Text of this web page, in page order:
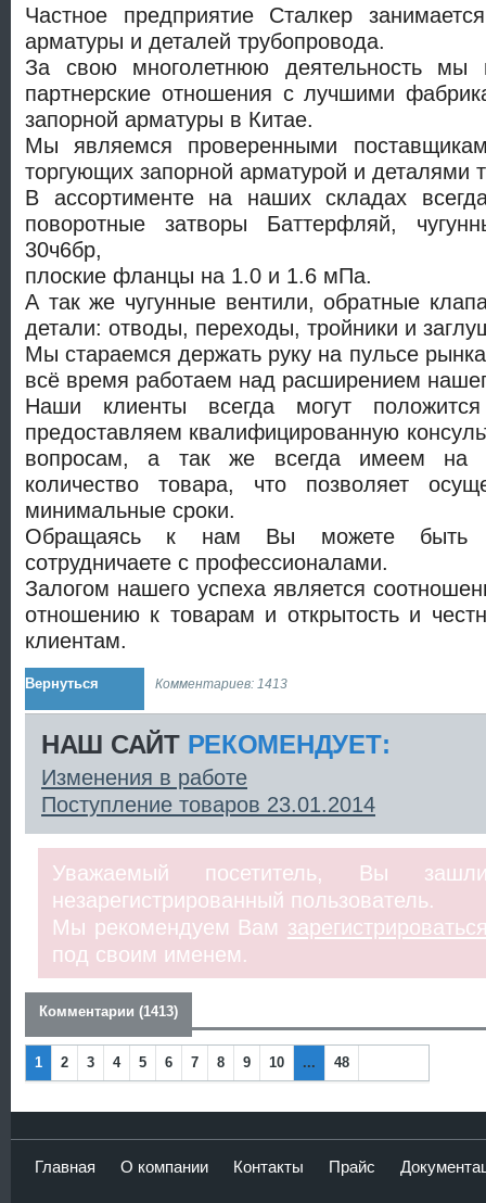
Частное предприятие Сталкер
арматуры и деталей трубопровода.
За свою многолетнюю деятельность мы
партнерские отношения с лучшими
запорной арматуры в Китае.
Мы являемся проверенными
торгующих запорной арматурой и деталями
В ассортименте на наших складах
поворотные затворы Баттерфляй,
30ч6бр,
плоские фланцы на 1.0 и 1.6 мПа.
А так же чугунные вентили, обратные
детали: отводы, переходы, тройники и
Мы стараемся держать руку на пульсе
всё время работаем над расширением
Наши клиенты всегда могут
предоставляем квалифицированную
вопросам, а так же всегда имеем на
количество товара, что позволяет
минимальные сроки.
Обращаясь к нам Вы можете быть
сотрудничаете с профессионалами.
Залогом нашего успеха является
отношению к товарам и открытость и
клиентам.
Вернуться Комментариев: 1413
НАШ САЙТРЕКОМЕНДУЕТ:
Изменения в работе
Поступление товаров 23.01.2014
Уважаемый посетитель, Вы
незарегистрированный пользователь.
Мы рекомендуем Вам
под своим именем.
Комментарии (1413)
1 2 3 4 5 6 7 8 9 10 ...
48
Главная О компании Контакты Прайс